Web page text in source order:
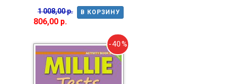
В КОРЗИНУ
1 008,00 р.
806,00 р.
-40%